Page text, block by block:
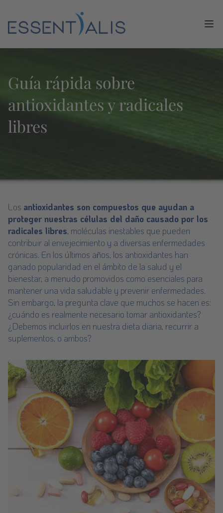
Guía rápida sobre
antioxidantes y radicales
libres
Los antioxidantes son compuestos que ayudan a
proteger nuestras células del daño causado por los
radicales libres, moléculas inestables que pueden
contribuir al envejecimiento y a diversas enfermedades
crónicas. En los últimos años, los antioxidantes han
ganado popularidad en el ámbito de la salud y el
bienestar, a menudo promovidos como esenciales para
mantener una vida saludable y prevenir enfermedades.
Sin embargo, la pregunta clave que muchos se hacen es:
¿cuándo es realmente necesario tomar antioxidantes?
¿Debemos incluirlos en nuestra dieta diaria, recurrir a
suplementos, o ambos?